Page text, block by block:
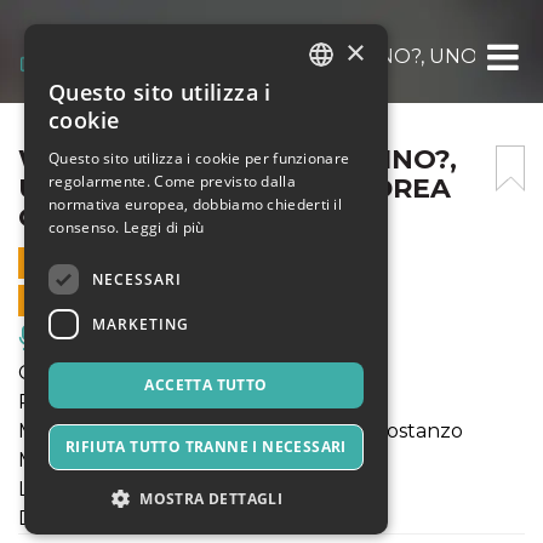
WHAT HAPPENED IN TORINO?, UNO
WHAT HAPPENED IN TORINO?,
UNO SPETTACOLO DI ANDREA
COSTANZO MARTINI
11 SETTEMBRE 2020 - 22:00
VENDITE ONLINE TERMINATE
Musica, Eventi Live, Club
Coreografia: Andrea Costanzo Martini
Performer: Francesca Foscarini
Musica: Arvo Part, Moondog, Andrea Costanzo
Martini
Light Design: Yoav Barel
Durata: 15'
×
Questo sito utilizza i
cookie
Questo sito utilizza i cookie per funzionare
regolarmente. Come previsto dalla
normativa europea, dobbiamo chiederti il
consenso. Leggi di più
NECESSARI
MARKETING
ACCETTA TUTTO
RIFIUTA TUTTO TRANNE I NECESSARI
MOSTRA DETTAGLI